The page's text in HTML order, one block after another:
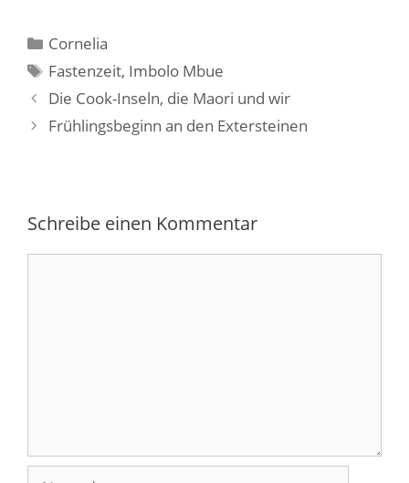
Kategorien
Cornelia
Schlagwörter
Fastenzeit, Imbolo Mbue
Die Cook-Inseln, die Maori und wir
Frühlingsbeginn an den Extersteinen
Schreibe einen Kommentar